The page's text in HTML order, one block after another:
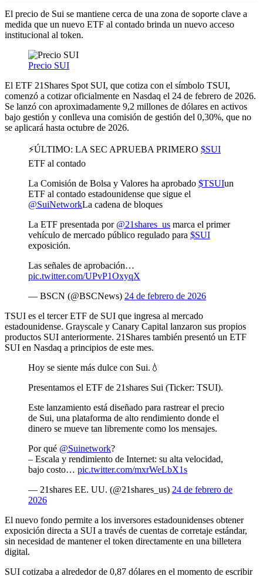
El precio de Sui se mantiene cerca de una zona de soporte clave a
medida que un nuevo ETF al contado brinda un nuevo acceso
institucional al token.
Precio SUI
El ETF 21Shares Spot SUI, que cotiza con el símbolo TSUI,
comenzó a cotizar oficialmente en Nasdaq el 24 de febrero de 2026.
Se lanzó con aproximadamente 9,2 millones de dólares en activos
bajo gestión y conlleva una comisión de gestión del 0,30%, que no
se aplicará hasta octubre de 2026.
⚡️ÚLTIMO: LA SEC APRUEBA PRIMERO $SUI
ETF al contado
La Comisión de Bolsa y Valores ha aprobado $TSUIun
ETF al contado estadounidense que sigue el
@SuiNetworkLa cadena de bloques
La ETF presentada por @21shares_us marca el primer
vehículo de mercado público regulado para $SUI
exposición.
Las señales de aprobación…
pic.twitter.com/UPvP1OxyqX
— BSCN (@BSCNews) 24 de febrero de 2026
TSUI es el tercer ETF de SUI que ingresa al mercado
estadounidense. Grayscale y Canary Capital lanzaron sus propios
productos SUI anteriormente. 21Shares también presentó un ETF
SUI en Nasdaq a principios de este mes.
Hoy se siente más dulce con Sui.💧
Presentamos el ETF de 21shares Sui (Ticker: TSUI).
Este lanzamiento está diseñado para rastrear el precio
de Sui, una plataforma de alto rendimiento donde el
dinero se mueve tan libremente como los mensajes.
Por qué @Suinetwork?
– Escala y rendimiento de Internet: su alta velocidad,
bajo costo… pic.twitter.com/mxrWeLbX1s
— 21shares EE. UU. (@21shares_us) 24 de febrero de
2026
El nuevo fondo permite a los inversores estadounidenses obtener
exposición directa a SUI a través de cuentas de corretaje estándar,
sin necesidad de mantener el token directamente en una billetera
digital.
SUI cotizaba a alrededor de 0,87 dólares en el momento de escribir